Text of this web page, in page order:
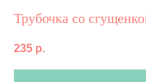
Трубочка со
235 р.